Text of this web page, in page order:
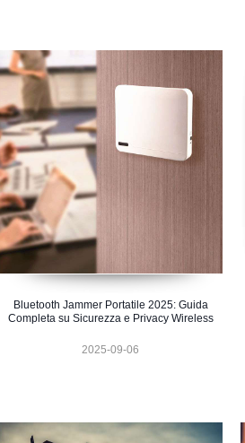
Bluetooth Jammer Portatile 2025: Guida
Completa su Sicurezza e Privacy Wireless
2025-09-06